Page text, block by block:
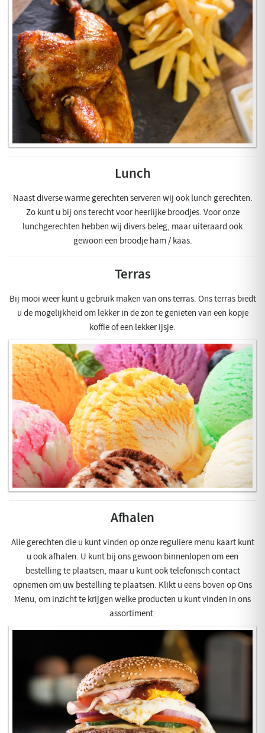
Lunch
Naast diverse warme gerechten serveren wij ook lunch gerechten.
Zo kunt u bij ons terecht voor heerlijke broodjes. Voor onze
lunchgerechten hebben wij divers beleg, maar uiteraard ook
gewoon een broodje ham / kaas.
Terras
Bij mooi weer kunt u gebruik maken van ons terras. Ons terras biedt
u de mogelijkheid om lekker in de zon te genieten van een kopje
koffie of een lekker ijsje.
Afhalen
Alle gerechten die u kunt vinden op onze reguliere menu kaart kunt
u ook afhalen. U kunt bij ons gewoon binnenlopen om een
bestelling te plaatsen, maar u kunt ook telefonisch contact
opnemen om uw bestelling te plaatsen. Klikt u eens boven op Ons
Menu, om inzicht te krijgen welke producten u kunt vinden in ons
assortiment.